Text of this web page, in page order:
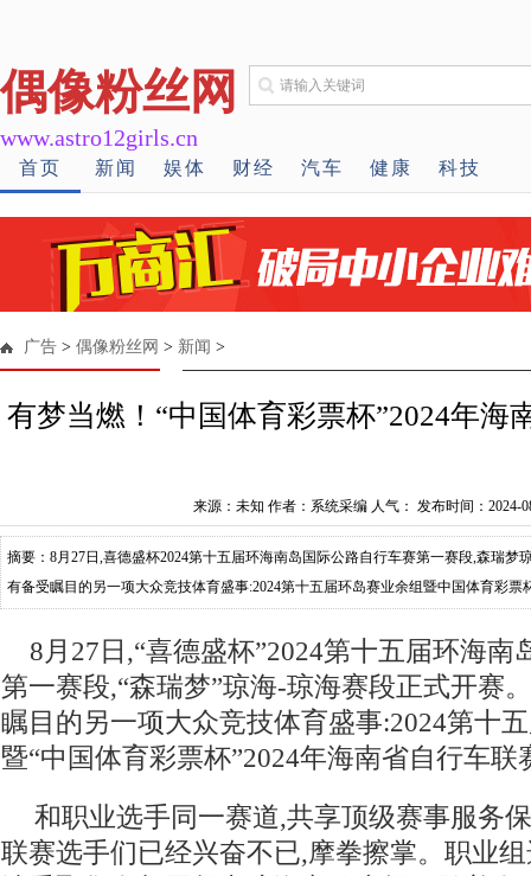
偶像粉丝网
www.astro12girls.cn
首页 新闻 娱体 财经 汽车 健康 科技
广告 > 偶像粉丝网 > 新闻 >
有梦当燃！“中国体育彩票杯”2024年海
来源：未知 作者：系统采编 人气： 发布时间：2024-
摘要：8月27日,喜德盛杯2024第十五届环海南岛国际公路自行车赛第一赛段,森瑞梦
有备受瞩目的另一项大众竞技体育盛事:2024第十五届环岛赛业余组暨中国体育彩票
8月27日,“喜德盛杯”2024第十五届环海南
第一赛段,“森瑞梦”琼海-琼海赛段正式开赛
瞩目的另一项大众竞技体育盛事:2024第十
暨“中国体育彩票杯”2024年海南省自行车联
和职业选手同一赛道,共享顶级赛事服务
联赛选手们已经兴奋不已,摩拳擦掌。职业